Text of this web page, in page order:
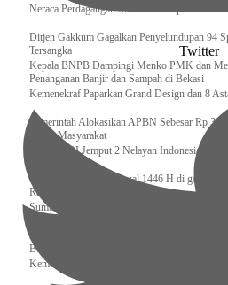
Neraca Perdagangan Indonesia Surplus 58
Ditjen Gakkum Gagalkan Penyelundupan 94
Tersangka
Kepala BNPB Dampingi Menko PMK dan
Penanganan Banjir dan Sampah di Bekasi
Kemenekraf Paparkan Grand Design dan 8
Pemerintah Alokasikan APBN Sebesar Rp
Gratis Masyarakat
Bakamla RI Jemput 2 Nelayan Indonesia di
Sidang Isbat Awal Syawal 1446 H di gelar
Ramadan
Sumber Daya Adalah Tantangan Penanganan
Dukung Kelancaran Lalu Lintas Libur Idul
Berlakukan Diskon Tarif Sebesar 20%
Kemenekraf – Kemeninves Perkuat Sinergi
Twitter